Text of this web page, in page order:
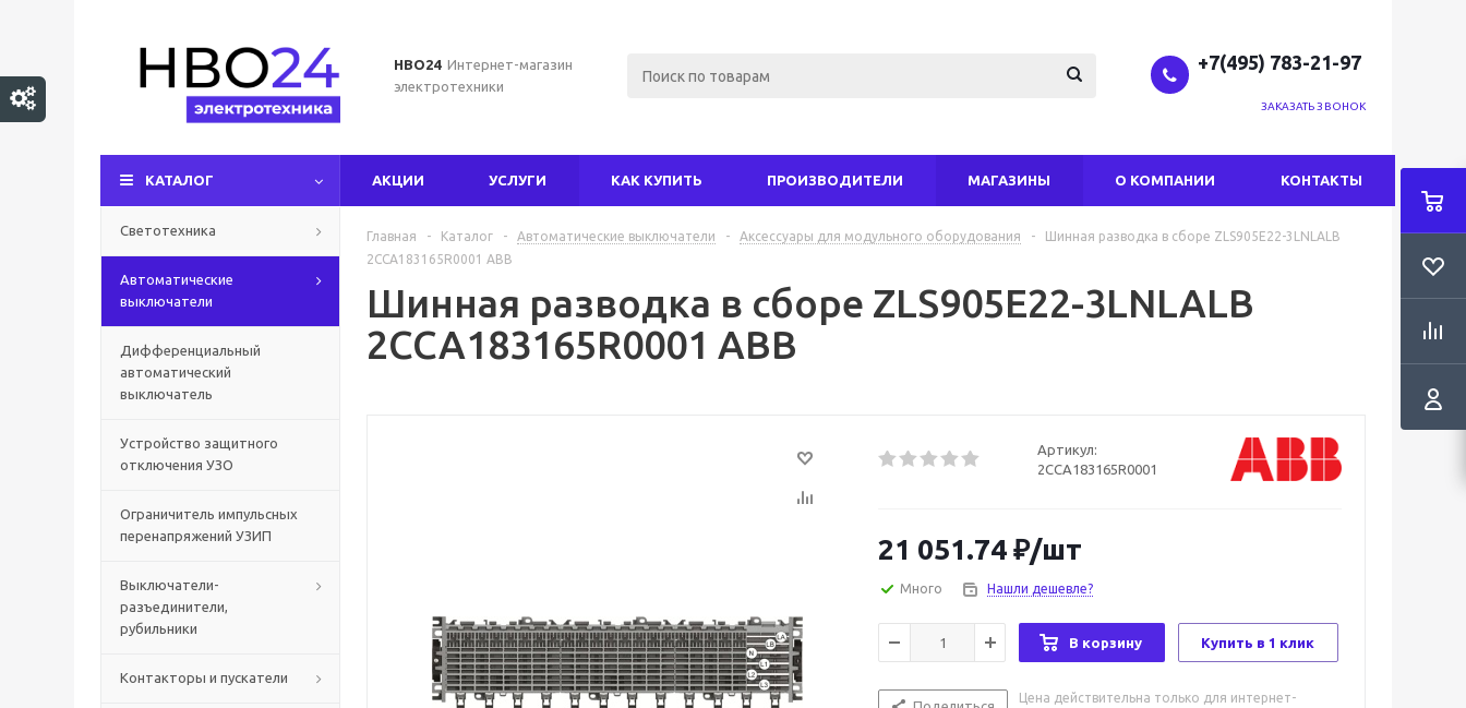
НВО24 Интернет-магазин
электротехники
+7(495) 783-21-97
ЗАКАЗАТЬ ЗВОНОК
КАТАЛОГ АКЦИИ УСЛУГИ КАК КУПИТЬ ПРОИЗВОДИТЕЛИ МАГАЗИНЫ О КОМПАНИИ КОНТАКТЫ
Светотехника
Автоматические
выключатели
Дифференциальный
автоматический
выключатель
Устройство защитного
отключения УЗО
Ограничитель импульсных
перенапряжений УЗИП
Выключатели-
разъединители,
рубильники
Контакторы и пускатели
Главная - Каталог - Автоматические выключатели - Аксессуары для модульного оборудования -
Шинная разводка в сборе ZLS905E22-3LNLALB
2CCA183165R0001 ABB
Шинная разводка в сборе ZLS905E22-3LNLALB
2CCA183165R0001 ABB
Артикул:
2CCA183165R0001
21 051.74 ₽/шт
Много Нашли дешевле?
В корзину Купить в 1 клик
Цена действительна только для интернет-